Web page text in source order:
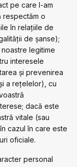
pe care l-am
respectăm o
în relaţiile de
de șanse);
legitime
interesele
și prevenirea
a rețelelor), cu
dacă este
vitale (sau
cazul în care este
oficiale.
personal